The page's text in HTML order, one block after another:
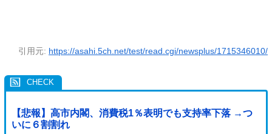
引用元: https://asahi.5ch.net/test/read.cgi/newsplus/1715346010/
【悲報】高市内閣、消費税1％表明でも支持率下落 →つ
いに６割割れ